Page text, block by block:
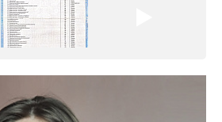
профиля»
и Мастерство».